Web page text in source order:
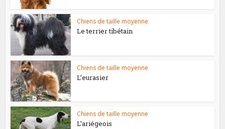
Chiens de taille moyenne
Le terrier tibétain
Chiens de taille moyenne
L’eurasier
Chiens de taille moyenne
L’ariégeois